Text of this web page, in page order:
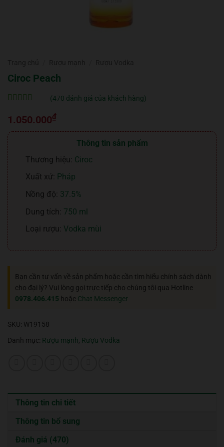
Ciroc Peach
trênđánh
giá
(470 đánh giá của khách hàng)
1.050.000₫
Thông tin sản phẩm
Thương hiệu: Ciroc
Xuất xứ: Pháp
Nồng độ: 37.5%
Dung tích: 750 ml
Loại rượu: Vodka mùi
Bạn cần tư vấn về sản phẩm hoặc cần tìm hiểu chính sách dành
cho đại lý? Vui lòng gọi trực tiếp cho chúng tôi qua Hotline
0978.406.415 hoặc Chat Messenger
SKU: W19158
Danh mục: Rượu mạnh, Rượu Vodka
Thông tin chi tiết
Thông tin bổ sung
Đánh giá (470)